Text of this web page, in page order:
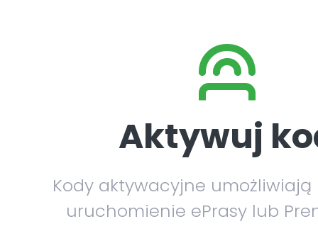
Aktywuj
Kody aktywacyjne umożliwiają
uruchomienie ePrasy lub